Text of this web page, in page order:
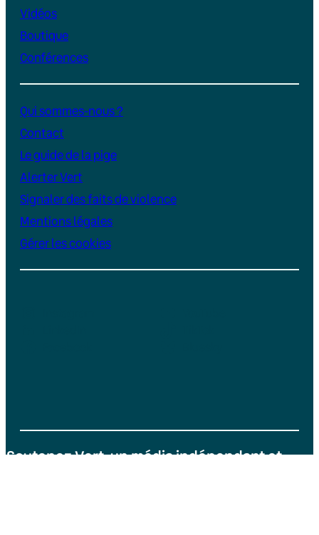
Vidéos
Boutique
Conférences
Qui sommes-nous ?
Contact
Le guide de la pige
Alerter Vert
Signaler des faits de violence
Mentions légales
Gérer les cookies
Soutenez Vert, un média indépendant et